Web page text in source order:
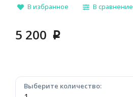
В избранное В сравнение
5 200 p
Выберите количество: